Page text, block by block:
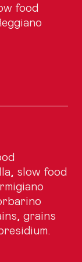
food
slow food
grains